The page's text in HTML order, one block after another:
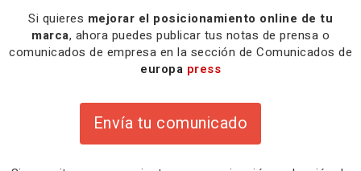
Si quieres mejorar el posicionamiento online de tu
marca, ahora puedes publicar tus notas de prensa o
comunicados de empresa en la sección de Comunicados de
europa press
Envía tu comunicado